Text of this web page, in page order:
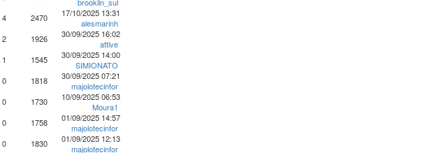
4 2470
17/10/2025 13:31
alesmarinh
2 1926
30/09/2025 16:02
attive
1 1545
30/09/2025 14:00
SIMIONATO
0 1818
30/09/2025 07:21
majolotecinfor
0 1730
10/09/2025 06:53
Moura1
0 1758
01/09/2025 14:57
majolotecinfor
0 1830
01/09/2025 12:13
majolotecinfor